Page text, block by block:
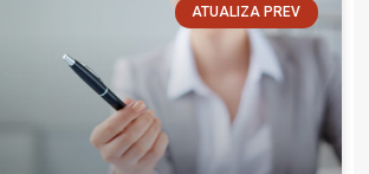
ATUALIZA PREV